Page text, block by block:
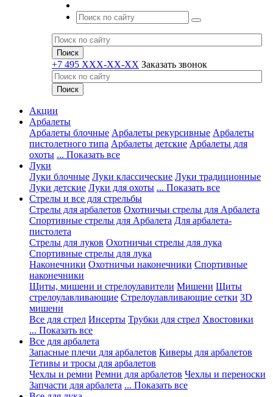
+7 495 XXX-XX-XX Заказать звонок
Акции
Арбалеты
Арбалеты блочные Арбалеты рекурсивные Арбалеты
пистолетного типа Арбалеты детские Арбалеты для
охоты ... Показать все
Луки
Луки блочные Луки классические Луки традиционные
Луки детские Луки для охоты ... Показать все
Стрелы и все для стрельбы
Стрелы для арбалетов Охотничьи стрелы для Арбалета
Спортивные стрелы для Арбалета Для арбалета-
пистолета
Стрелы для луков Охотничьи стрелы для лука
Спортивные стрелы для лука
Наконечники Охотничьи наконечники Спортивные
наконечники
Щиты, мишени и стрелоулавители Мишени Щиты
стрелоулавливающие Стрелоулавливающие сетки 3D
мишени
Все для стрел Инсерты Трубки для стрел Хвостовики
... Показать все
Все для арбалета
Запасные плечи для арбалетов Киверы для арбалетов
Тетивы и тросы для арбалетов
Чехлы и ремни Ремни для арбалетов Чехлы и переноски
Запчасти для арбалета ... Показать все